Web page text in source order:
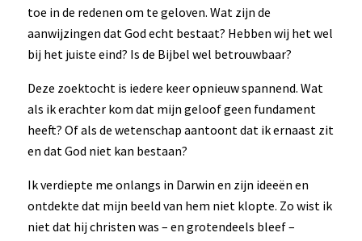
toe in de redenen om te geloven. Wat zijn de
aanwijzingen dat God echt bestaat? Hebben wij het wel
bij het juiste eind? Is de Bijbel wel betrouwbaar?
Deze zoektocht is iedere keer opnieuw spannend. Wat
als ik erachter kom dat mijn geloof geen fundament
heeft? Of als de wetenschap aantoont dat ik ernaast zit
en dat God niet kan bestaan?
Ik verdiepte me onlangs in Darwin en zijn ideeën en
ontdekte dat mijn beeld van hem niet klopte. Zo wist ik
niet dat hij christen was – en grotendeels bleef –